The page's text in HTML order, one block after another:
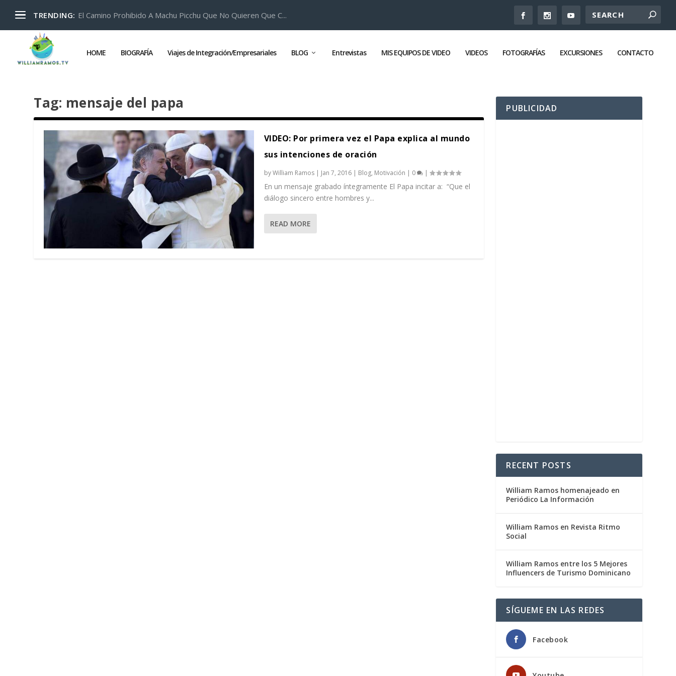
TRENDING: El Camino Prohibido A Machu Picchu Que No Quieren Que C...
HOME BIOGRAFÍA Viajes de Integración/Empresariales BLOG Entrevistas MIS EQUIPOS DE VIDEO VIDEOS FOTOGRAFÍAS EXCURSIONES CONTACTO
Tag: mensaje del papa
VIDEO: Por primera vez el Papa explica al mundo
sus intenciones de oración
byWilliam Ramos| Jan 7, 2016| Blog, Motivación | 0 |
En un mensaje grabado íntegramente El Papa incitar a: “Que el
diálogo sincero entre hombres y...
READ MORE
PUBLICIDAD
RECENT POSTS
William Ramos homenajeado en
Periódico La Información
William Ramos en Revista Ritmo
Social
William Ramos entre los 5 Mejores
Influencers de Turismo Dominicano
SÍGUEME EN LAS REDES
Facebook